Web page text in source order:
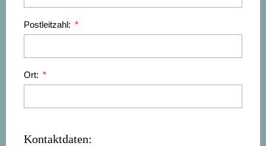
Postleitzahl:
Ort:
Kontaktdaten: